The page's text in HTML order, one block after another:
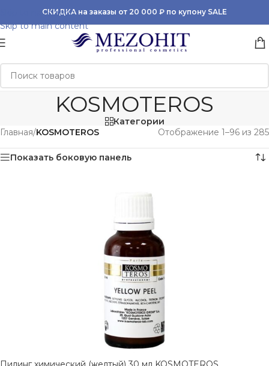
Skip to navigation
Skip to main content
СКИДКА на заказы от 20 000 ₽ по купону SALE
KOSMOTEROS
Категории
Главная/KOSMOTEROS Отображение 1–96 из 285
Показать боковую панель